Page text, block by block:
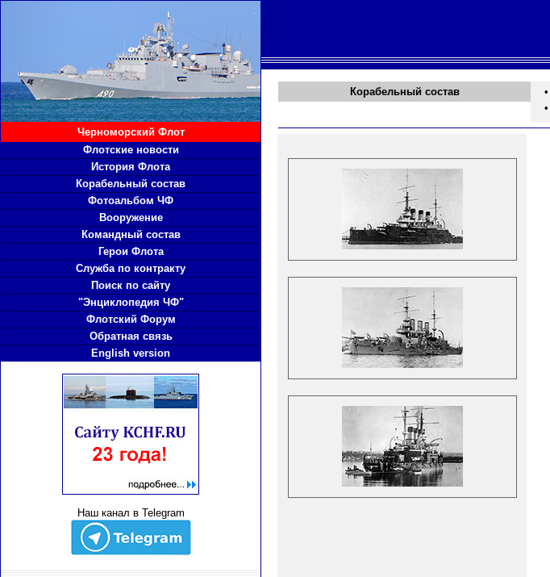
Черноморский Флот
Флотские новости
История Флота
Корабельный состав
Фотоальбом ЧФ
Вооружение
Командный состав
Герои Флота
Служба по контракту
Поиск по сайту
"Энциклопедия ЧФ"
Флотский Форум
Обратная связь
English version
Наш канал в Telegram
Корабельный состав •
•